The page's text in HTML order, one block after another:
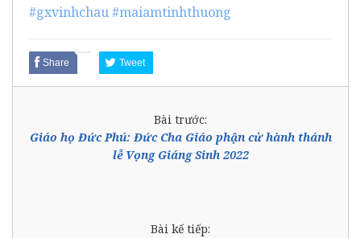
#gxvinhchau#maiamtinhthuong
Share Tweet
Bài trước:
Giáo họ Đức Phú: Đức Cha Giáo phận cử hành thánh
lễ Vọng Giáng Sinh 2022
Bài kế tiếp: